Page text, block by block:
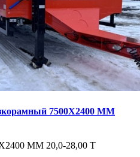
7500Х2400 ММ
ММ 20,0-28,00 Т